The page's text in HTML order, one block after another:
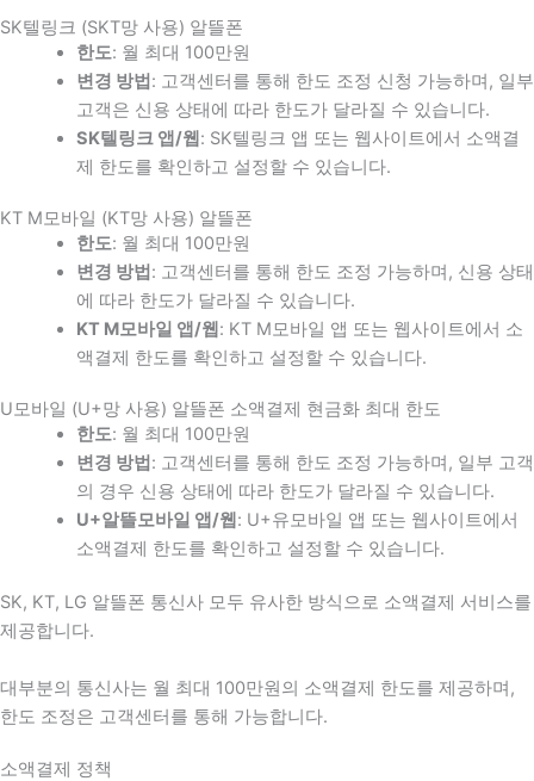
SK텔링크 (SKT망 사용) 알뜰폰
한도: 월 최대 100만원
변경 방법 : 고객센터를 통해 한도 조정 신청 가능하며, 일부
고객은 신용 상태에 따라 한도가 달라질 수 있습니다.
SK텔링크 앱/웹 : SK텔링크 앱 또는 웹사이트에서 소액결
제 한도를 확인하고 설정할 수 있습니다.
KT M모바일 (KT망 사용) 알뜰폰
한도: 월 최대 100만원
변경 방법 : 고객센터를 통해 한도 조정 가능하며, 신용 상태
에 따라 한도가 달라질 수 있습니다.
KT M모바일 앱/웹 : KT M모바일 앱 또는 웹사이트에서 소
액결제 한도를 확인하고 설정할 수 있습니다.
U모바일 (U+망 사용) 알뜰폰 소액결제 현금화 최대 한도
한도: 월 최대 100만원
변경 방법 : 고객센터를 통해 한도 조정 가능하며, 일부 고객
의 경우 신용 상태에 따라 한도가 달라질 수 있습니다.
U+알뜰모바일 앱/웹 : U+유모바일 앱 또는 웹사이트에서
소액결제 한도를 확인하고 설정할 수 있습니다.
SK, KT, LG 알뜰폰 통신사 모두 유사한 방식으로 소액결제 서비스를
제공합니다.
대부분의 통신사는 월 최대 100만원의 소액결제 한도를 제공하며,
한도 조정은 고객센터를 통해 가능합니다.
소액결제 정책